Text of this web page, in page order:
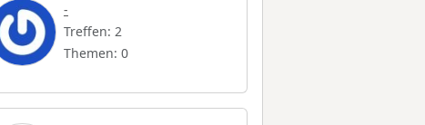
-
Treffen: 2
Themen: 0